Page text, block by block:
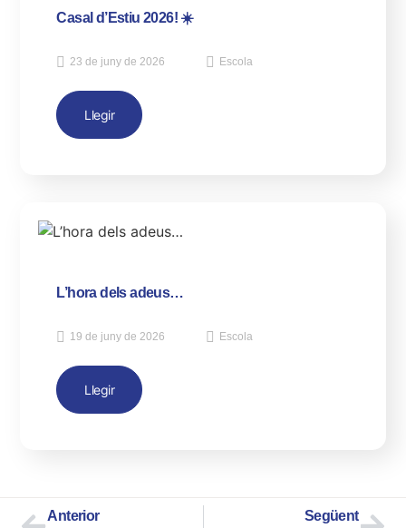
Casal d’Estiu 2026! ☀️
23 de juny de 2026 Escola
Llegir
L’hora dels adeus…
19 de juny de 2026 Escola
Llegir
Anterior
Següent